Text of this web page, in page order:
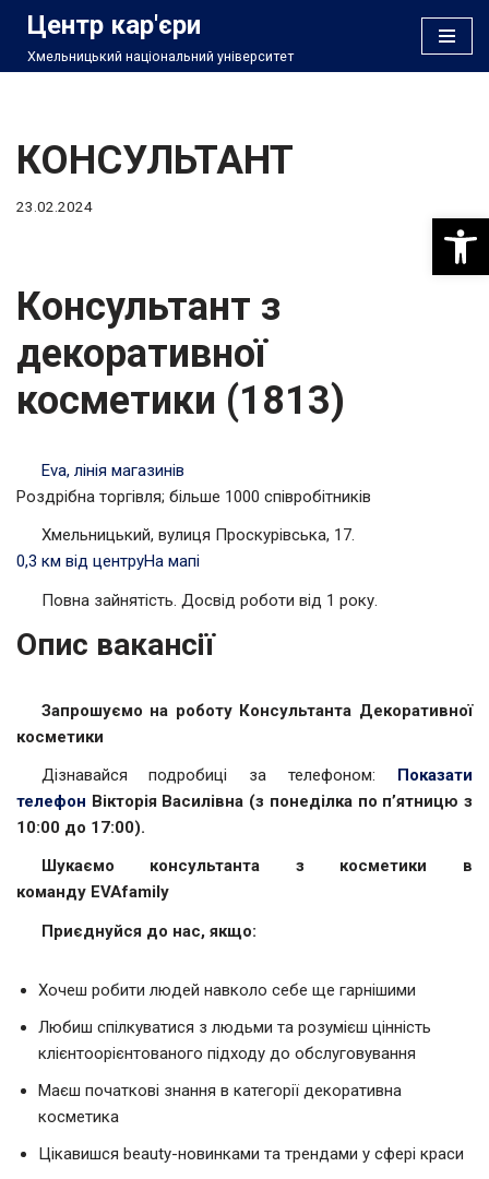
Перейти
Центр кар'єри
Хмельницький національний університет
КОНСУЛЬТАНТ
23.02.2024
Консультант з
декоративної
косметики (1813)
Eva, лінія магазинів
Роздрібна торгівля; більше 1000 співробітників
Хмельницький, вулиця Проскурівська, 17.
0,3 км від центруНа мапі
Повна зайнятість. Досвід роботи від 1 року.
Опис вакансії
Запрошуємо на роботу Консультанта Декоративної
косметики
Дізнавайся подробиці за телефоном: Показати
телефон Вікторія Василівна (з понеділка по п’ятницю з
10:00 до 17:00).
Шукаємо консультанта з косметики в
команду EVAfamily
Приєднуйся до нас, якщо:
Хочеш робити людей навколо себе ще гарнішими
Любиш спілкуватися з людьми та розумієш цінність
клієнтоорієнтованого підходу до обслуговування
Маєш початкові знання в категорії декоративна
косметика
Цікавишся beauty-новинками та трендами у сфері краси